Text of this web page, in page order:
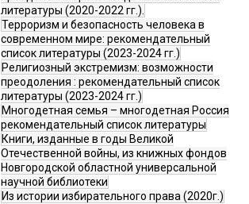
литературы (2020-2022 гг.).
Терроризм и безопасность человека в
современном мире: рекомендательный
список литературы (2023-2024 гг.)
Религиозный экстремизм: возможности
преодоления : рекомендательный список
литературы (2023-2024 гг.)
Многодетная семья – многодетная Россия
рекомендательный список литературы
Книги, изданные в годы Великой
Отечественной войны, из книжных фондов
Новгородской областной универсальной
научной библиотеки
Из истории избирательного права (2020г.)